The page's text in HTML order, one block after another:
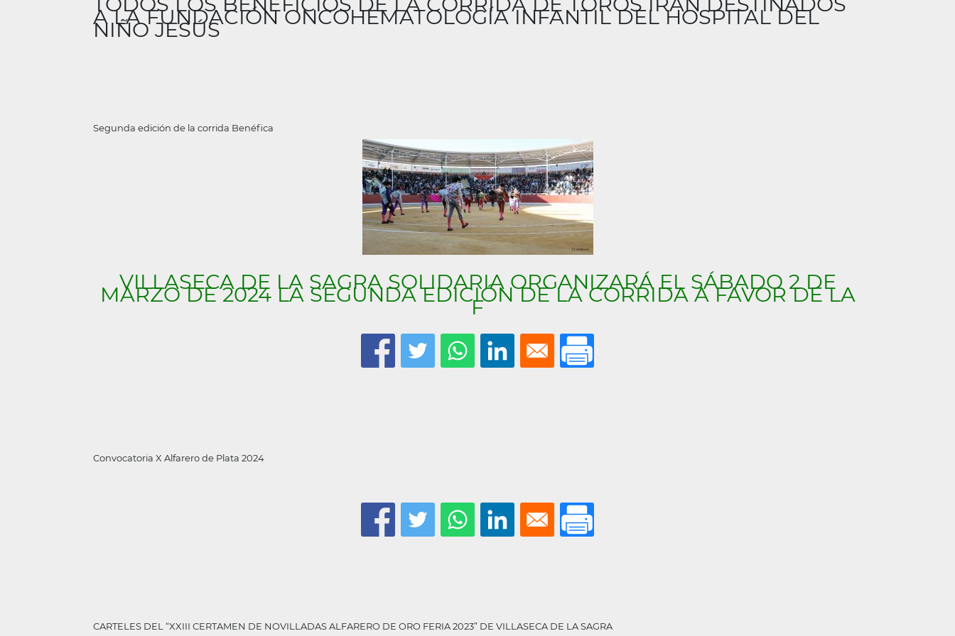
A LA FUNDACIÓN ONCOHEMATOLOGÍA INFANTIL DEL HOSPITAL DEL
NIÑO JESÚS
Segunda edición de la corrida Benéfica
VILLASECA DE LA SAGRA SOLIDARIA ORGANIZARÁ EL SÁBADO 2 DE
MARZO DE 2024 LA SEGUNDA EDICIÓN DE LA CORRIDA A FAVOR DE LA
F
Convocatoria X Alfarero de Plata 2024
CARTELES DEL “XXIII CERTAMEN DE NOVILLADAS ALFARERO DE ORO FERIA 2023” DE VILLASECA DE LA SAGRA